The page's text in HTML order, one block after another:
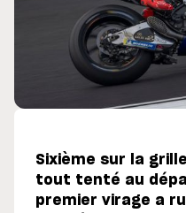
Sixième sur la
tout tenté au
premier virage a